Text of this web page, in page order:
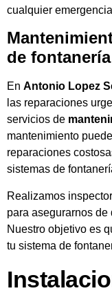
cualquier
de fontanería
En Antonio Lopez
las reparaciones
servicios de
mantenimiento
reparaciones
sistemas de
Realizamos
para asegurarnos de
Nuestro objetivo es
tu sistema de